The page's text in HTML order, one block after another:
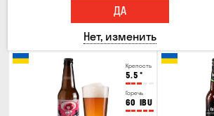
Крепость
5.5 °
Горечь
60 IBU
ДА
Нет, изменить